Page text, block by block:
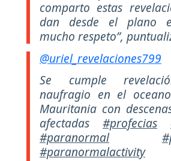
comparto estas
dan desde el plano
mucho respeto”,
@uriel_revelaciones799
Se cumple
naufragio en el
Mauritania con
afectadas #profecias
#paranormal
#paranormalactivity